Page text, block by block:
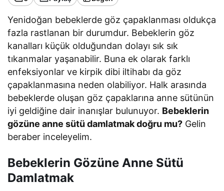
Yenidoğan bebeklerde göz çapaklanması oldukça
fazla rastlanan bir durumdur. Bebeklerin göz
kanalları küçük olduğundan dolayı sık sık
tıkanmalar yaşanabilir. Buna ek olarak farklı
enfeksiyonlar ve kirpik dibi iltihabı da göz
çapaklanmasına neden olabiliyor. Halk arasında
bebeklerde oluşan göz çapaklarına anne sütünün
iyi geldiğine dair inanışlar bulunuyor. Bebeklerin
gözüne anne sütü damlatmak doğru mu? Gelin
beraber inceleyelim.
Bebeklerin Gözüne Anne Sütü
Damlatmak